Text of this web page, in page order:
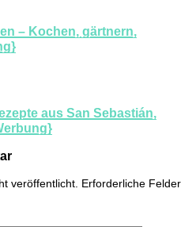
– Kochen, gärtnern,
aus San Sebastián,
veröffentlicht. Erforderliche Felder